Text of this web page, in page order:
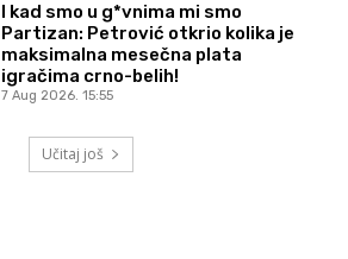
I kad smo u g*vnima mi smo
Partizan: Petrović otkrio kolika je
maksimalna mesečna plata
igračima crno-belih!
7 Aug 2026. 15:55
Učitaj još